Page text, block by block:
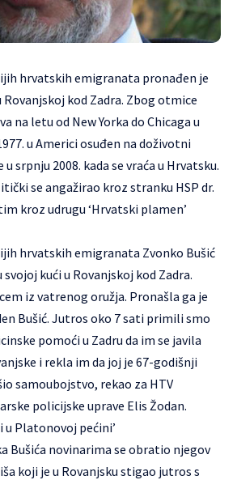
hrvatskih emigranata pronađen je
kod Zadra. Zbog otmice
na letu od New Yorka do Chicaga u
u Americi osuđen na doživotni
srpnju 2008. kada se vraća u Hrvatsku.
se angažirao kroz stranku HSP dr.
kroz udrugu ‘Hrvatski plamen’
hrvatskih emigranata Zvonko Bušić
kući u Rovanjskoj kod Zadra.
iz vatrenog oružja. Pronašla ga je
Bušić. Jutros oko 7 sati primili smo
pomoći u Zadru da im se javila
i rekla im da joj je 67-godišnji
samoubojstvo, rekao za HTV
policijske uprave Elis Žodan.
u Platonovoj pećini’
Bušića novinarima se obratio njegov
koji je u Rovanjsku stigao jutros s